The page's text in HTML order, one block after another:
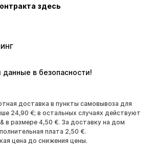
здесь
в безопасности!
доставка в пункты самовывоза для
24,90 €; в остальных случаях действуют
в размере 4,50 €. За доставку на дом
плата 2,50 €.
цена до снижения цены.